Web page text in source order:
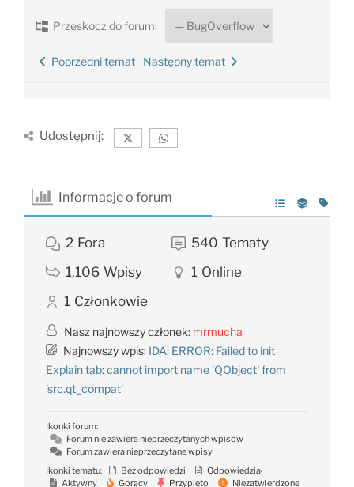
Przeskocz do forum:
Poprzedni temat Następny temat
Udostępnij:
Informacje o forum
2 Fora 540 Tematy
1,106 Wpisy 1 Online
1 Członkowie
Nasz najnowszy członek: mrmucha
Najnowszy wpis: IDA: ERROR: Failed to init
Explain tab: cannot import name 'QObject' from
'src.qt_compat'
Ikonki forum:
Forum nie zawiera nieprzeczytanych wpisów
Forum zawiera nieprzeczytane wpisy
Ikonki tematu:
Bez odpowiedzi
Odpowiedział
Aktywny
Gorący Przypięto Niezatwierdzone